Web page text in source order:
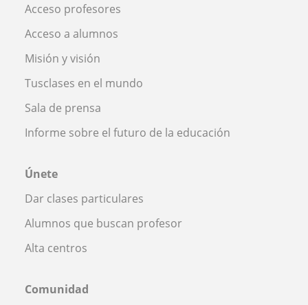
Acceso profesores
Acceso a alumnos
Misión y visión
Tusclases en el mundo
Sala de prensa
Informe sobre el futuro de la educación
Únete
Dar clases particulares
Alumnos que buscan profesor
Alta centros
Comunidad